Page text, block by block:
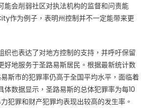
能会削弱社区对执法机构的监督和问责能
作为例子，表明州控制并不一定能带来更
织也表达了对地方控制的支持，并呼吁保留
好地服务于圣路易斯居民。根据最新统计数
斯市的犯罪率仍高于全国平均水平，面临着
体数据显示，圣路易斯的总体犯罪率为每10
犯罪和财产犯罪均表现出较高的发生率。